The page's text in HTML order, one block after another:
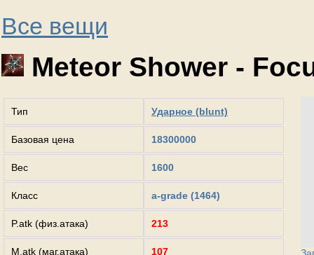
Все вещи
Meteor Shower -
Тип Ударное (blunt)
Базовая цена 18300000
Вес 1600
Класс a-grade (1464)
P.atk (физ.атака) 213
M.atk (маг.атака) 107